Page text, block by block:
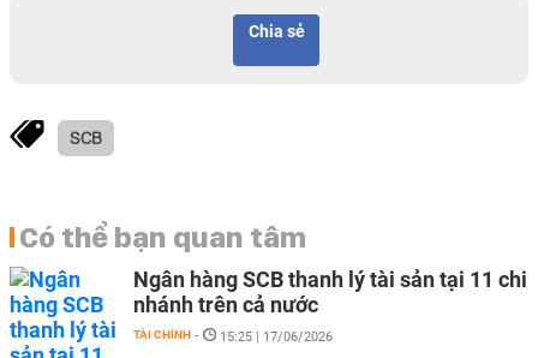
Chia sẻ
SCB
Có thể bạn quan tâm
Ngân hàng SCB thanh lý tài sản tại 11 chi
nhánh trên cả nước
TÀI CHÍNH - 15:25 | 17/06/2026